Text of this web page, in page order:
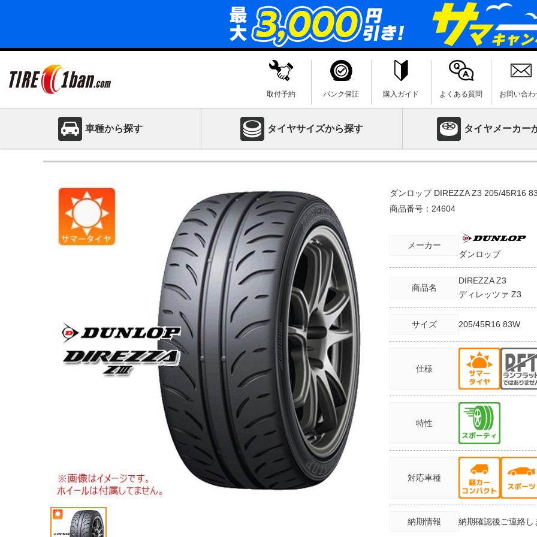
取付予約 パンク保証 購入ガイド よくある質問 お問い合わ
車種から探す タイヤサイズから探す タイヤメーカー
ダンロップ DIREZZA Z3 205/45R16
商品番号： 24604
メーカー
ダンロップ
商品名
DIREZZA Z3
ディレッツァ Z3
サイズ 205/45R1683W
仕様
特性
対応車種
納期情報 納期確認後ご連絡し